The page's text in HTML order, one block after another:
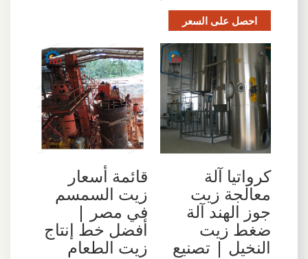
احصل على السعر
كرواتيا آلة
معالجة زيت
جوز الهند آلة
ضغط زيت
النخيل | تصنيع
قائمة أسعار
زيت السمسم
في مصر |
أفضل خط إنتاج
زيت الطعام